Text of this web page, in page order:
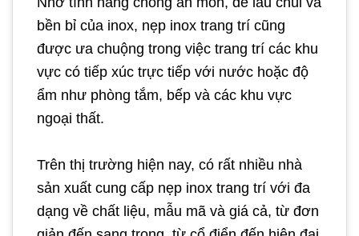
bền bỉ của inox, nẹp inox trang trí cũng
được ưa chuộng trong việc trang trí các khu
vực có tiếp xúc trực tiếp với nước hoặc độ
ẩm như phòng tắm, bếp và các khu vực
ngoại thất.
Trên thị trường hiện nay, có rất nhiều nhà
sản xuất cung cấp nẹp inox trang trí với đa
dạng về chất liệu, mẫu mã và giá cả, từ đơn